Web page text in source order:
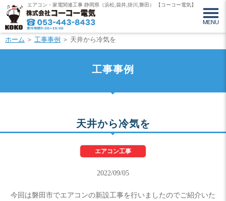
エアコン・家電関連工事 静岡県（浜松,袋井,掛川,磐田） 【コーコー電気】
ホーム ＞ 工事事例 ＞ 天井から冷気を
工事事例
天井から冷気を
エアコン工事
2022/09/05
今回は磐田市でエアコンの新設工事を行いましたのでご紹介いた